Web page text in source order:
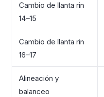
Cambio de llanta rin
14–15
Cambio de llanta rin
16–17
Alineación y
balanceo